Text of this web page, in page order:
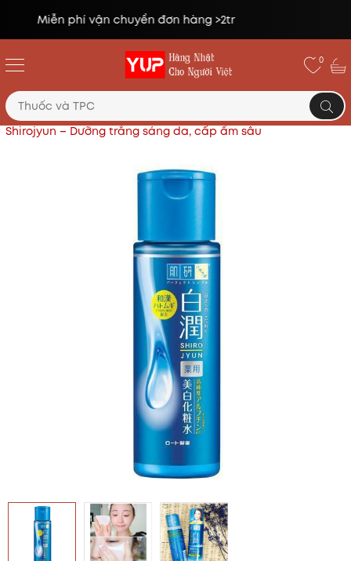
Đổi trả miễn phí lên tới 14 ngày*
0
Trang chủ Mỹ phẩm Nhật
Nước hoa hồng Hada Labo
Shirojyun – Dưỡng trắng sáng da, cấp ẩm sâu